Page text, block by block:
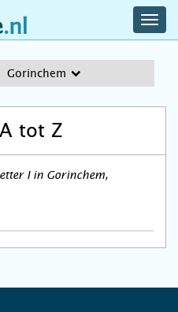
Gorinchem
tot Z
I in Gorinchem,